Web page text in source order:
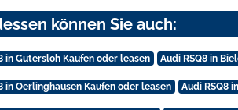
können Sie auch:
in Gütersloh Kaufen oder leasen Audi RSQ8 in
in Oerlinghausen Kaufen oder leasen Audi RSQ8